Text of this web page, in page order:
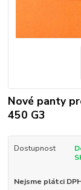
Nové panty
450 G3
Dostupnost
Nejsme plátci